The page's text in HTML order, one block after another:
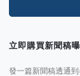
立即購買新聞稿
發一篇新聞稿透通